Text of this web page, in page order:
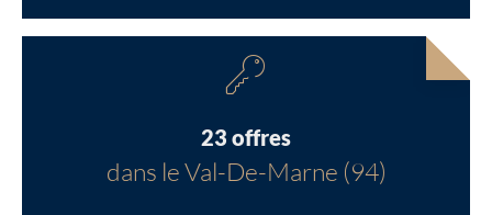
23 offres
dans le Val-De-Marne (94)